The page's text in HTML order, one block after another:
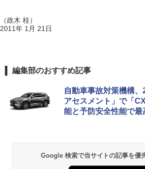
（政木 桂）
2011年 1月 21日
編集部のおすすめ記事
自動車事故対策機構
アセスメント」で「
能と予防安全性能で最
Google 検索で当サイトの記事を優